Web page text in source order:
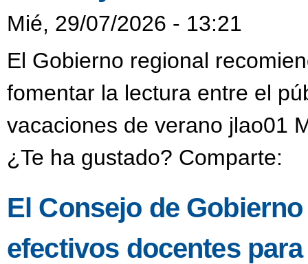
Mié, 29/07/2026 - 13:21
El Gobierno regional
fomentar la lectura entre el
vacaciones de verano jlao01
¿Te ha gustado? Comparte:
El Consejo de
efectivos docentes